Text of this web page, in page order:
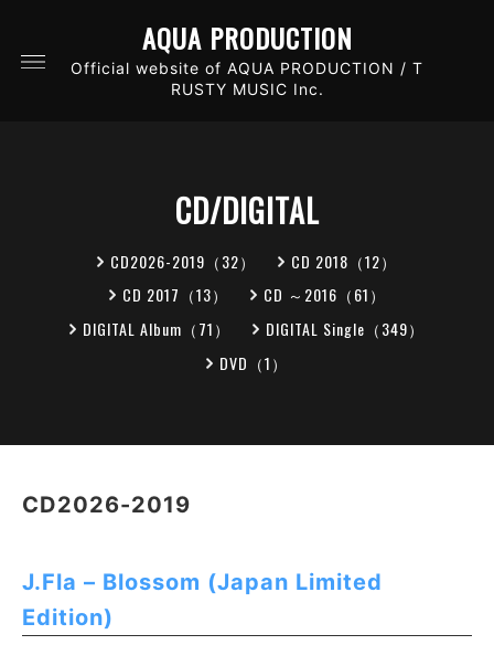
AQUA PRODUCTION
Official website of AQUA PRODUCTION / T
RUSTY MUSIC Inc.
CD/DIGITAL
CD2026-2019（32）
CD 2018（12）
CD 2017（13）
CD ～2016（61）
DIGITAL Album（71）
DIGITAL Single（349）
DVD（1）
CD2026-2019
J.Fla – Blossom (Japan Limited
Edition)